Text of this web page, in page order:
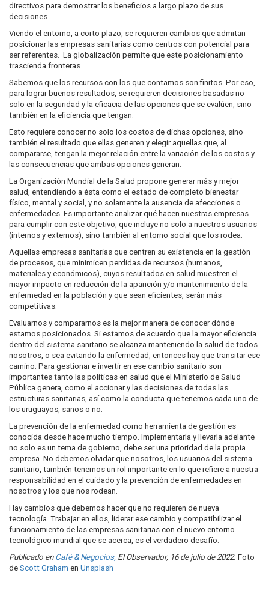
directivos para demostrar los beneficios a largo plazo de sus
decisiones.
Viendo el entorno, a corto plazo, se requieren cambios que admitan
posicionar las empresas sanitarias como centros con potencial para
ser referentes. La globalización permite que este posicionamiento
trascienda fronteras.
Sabemos que los recursos con los que contamos son finitos. Por eso,
para lograr buenos resultados, se requieren decisiones basadas no
solo en la seguridad y la eficacia de las opciones que se evalúen, sino
también en la eficiencia que tengan.
Esto requiere conocer no solo los costos de dichas opciones, sino
también el resultado que ellas generen y elegir aquellas que, al
compararse, tengan la mejor relación entre la variación de los costos y
las consecuencias que ambas opciones generan.
La Organización Mundial de la Salud propone generar más y mejor
salud, entendiendo a ésta como el estado de completo bienestar
físico, mental y social, y no solamente la ausencia de afecciones o
enfermedades. Es importante analizar qué hacen nuestras empresas
para cumplir con este objetivo, que incluye no solo a nuestros usuarios
(internos y externos), sino también al entorno social que los rodea.
Aquellas empresas sanitarias que centren su existencia en la gestión
de procesos, que minimicen perdidas de recursos (humanos,
materiales y económicos), cuyos resultados en salud muestren el
mayor impacto en reducción de la aparición y/o mantenimiento de la
enfermedad en la población y que sean eficientes, serán más
competitivas.
Evaluarnos y compararnos es la mejor manera de conocer dónde
estamos posicionados. Si estamos de acuerdo que la mayor eficiencia
dentro del sistema sanitario se alcanza manteniendo la salud de todos
nosotros, o sea evitando la enfermedad, entonces hay que transitar ese
camino. Para gestionar e invertir en ese cambio sanitario son
importantes tanto las políticas en salud que el Ministerio de Salud
Pública genera, como el accionar y las decisiones de todas las
estructuras sanitarias, así como la conducta que tenemos cada uno de
los uruguayos, sanos o no.
La prevención de la enfermedad como herramienta de gestión es
conocida desde hace mucho tiempo. Implementarla y llevarla adelante
no solo es un tema de gobierno, debe ser una prioridad de la propia
empresa. No debemos olvidar que nosotros, los usuarios del sistema
sanitario, también tenemos un rol importante en lo que refiere a nuestra
responsabilidad en el cuidado y la prevención de enfermedades en
nosotros y los que nos rodean.
Hay cambios que debemos hacer que no requieren de nueva
tecnología. Trabajar en ellos, liderar ese cambio y compatibilizar el
funcionamiento de las empresas sanitarias con el nuevo entorno
tecnológico mundial que se acerca, es el verdadero desafío.
Publicado en Café & Negocios, El Observador, 16 de julio de 2022. Foto
de Scott Graham en Unsplash